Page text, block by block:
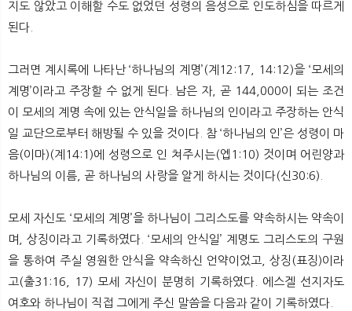
지도 않았고 이해할 수도 없었던 성령의 음성으로 인도하심을 따르게
된다.
그러면 계시록에 나타난 ‘하나님의 계명’(계12:17, 14:12)을 ‘모세의
계명’이라고 주장할 수 없게 된다. 남은 자, 곧 144,000이 되는 조건
이 모세의 계명 속에 있는 안식일을 하나님의 인이라고 주장하는 안식
일 교단으로부터 해방될 수 있을 것이다. 참 ‘하나님의 인’은 성령이 마
음(이마)(계14:1)에 성령으로 인 쳐주시는(엡1:10) 것이며 어린양과
하나님의 이름, 곧 하나님의 사랑을 알게 하시는 것이다(신30:6).
모세 자신도 ‘모세의 계명’을 하나님이 그리스도를 약속하시는 약속이
며, 상징이라고 기록하였다. ‘모세의 안식일’ 계명도 그리스도의 구원
을 통하여 주실 영원한 안식을 약속하신 언약이었고, 상징(표징)이라
고(출31:16, 17) 모세 자신이 분명히 기록하였다. 에스겔 선지자도
여호와 하나님이 직접 그에게 주신 말씀을 다음과 같이 기록하였다.